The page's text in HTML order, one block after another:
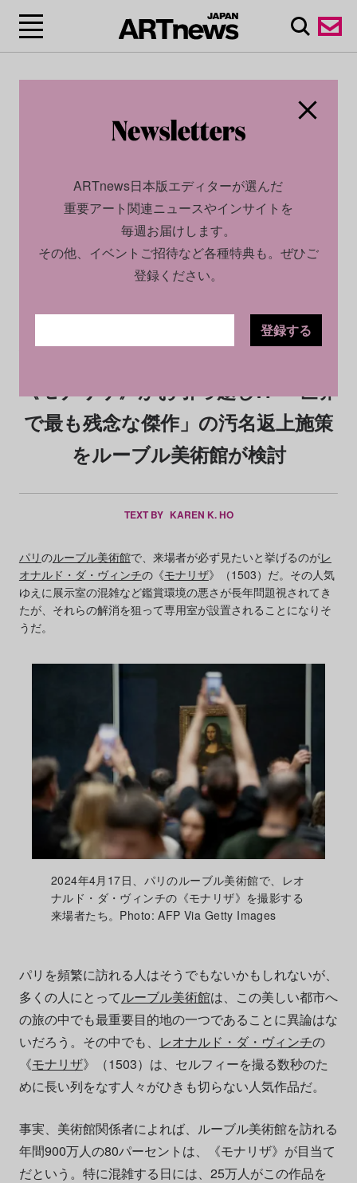
2024.04.26
《モナリザ》がお引っ越し!? 「世界
で最も残念な傑作」の汚名返上施策
をルーブル美術館が検討
TEXT BY KAREN K. HO
パリのルーブル美術館で、来場者が必ず見たいと挙げるのがレ
オナルド・ダ・ヴィンチの《モナリザ》（1503）だ。その人気
ゆえに展示室の混雑など鑑賞環境の悪さが長年問題視されてき
たが、それらの解消を狙って専用室が設置されることになりそ
うだ。
2024年4月17日、パリのルーブル美術館で、レオ
ナルド・ダ・ヴィンチの《モナリザ》を撮影する
来場者たち。Photo: AFP Via Getty Images
パリを頻繁に訪れる人はそうでもないかもしれないが、
多くの人にとってルーブル美術館は、この美しい都市へ
の旅の中でも最重要目的地の一つであることに異論はな
いだろう。その中でも、 レオナルド・ダ・ヴィンチの
《モナリザ》（1503）は、セルフィーを撮る数秒のた
めに長い列をなす人々がひきも切らない人気作品だ。
事実、美術館関係者によれば、ルーブル美術館を訪れる
年間900万人の80パーセントは、《モナリザ》が目当て
だという。特に混雑する日には、25万人がこの作品を
ARTnews日本版エディターが選んだ
重要アート関連ニュースやインサイトを
毎週お届けします。
その他、イベントご招待など各種特典も。ぜひご
登録ください。
登録する